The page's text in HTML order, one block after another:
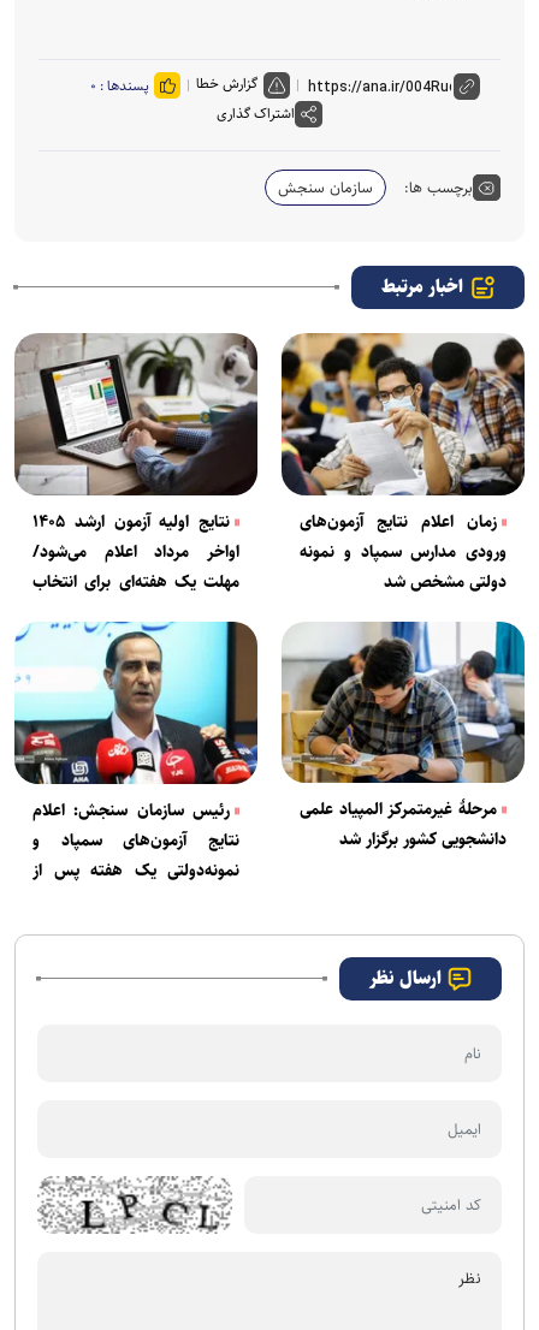
گزارش خطا پسندها : ۰
اشتراک گذاری
برچسب ها: سازمان سنجش
اخبار مرتبط
زمان اعلام نتایج آزمون‌های
ورودی مدارس سمپاد و نمونه
دولتی مشخص شد
نتایج اولیه آزمون ارشد ۱۴۰۵
اواخر مرداد اعلام می‌شود/
مهلت یک هفته‌ای برای انتخاب
مرحلۀ غیرمتمرکز المپیاد علمی
دانشجویی کشور برگزار شد
رئیس سازمان سنجش: اعلام
نتایج آزمون‌های سمپاد و
نمونه‌دولتی یک هفته پس از
پاسخنامه‌ها به پایان رسید
ارسال نظر